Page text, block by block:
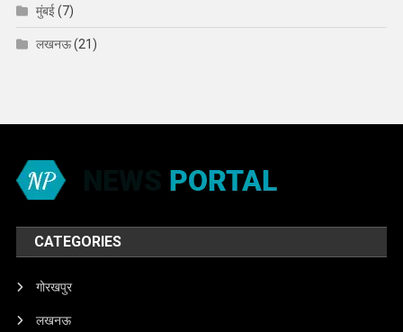
मुंबई(7)
लखनऊ(21)
CATEGORIES
गोरखपुर
लखनऊ